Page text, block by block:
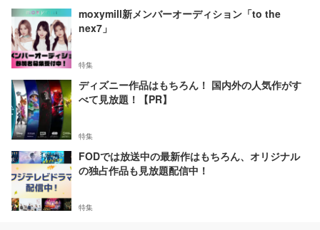
moxymill新メンバーオーディション「to the
nex7」
特集
ディズニー作品はもちろん！ 国内外の人気作がす
べて見放題！【PR】
特集
FODでは放送中の最新作はもちろん、オリジナル
の独占作品も見放題配信中！
特集